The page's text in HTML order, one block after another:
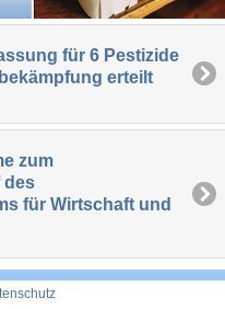
für 6 Pestizide
erteilt
zum
des
für Wirtschaft und